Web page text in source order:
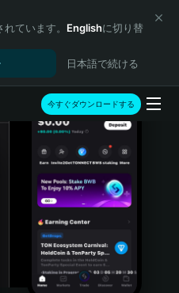
ています。 Englishに切り替
日本語で続ける
今すぐダウンロードする